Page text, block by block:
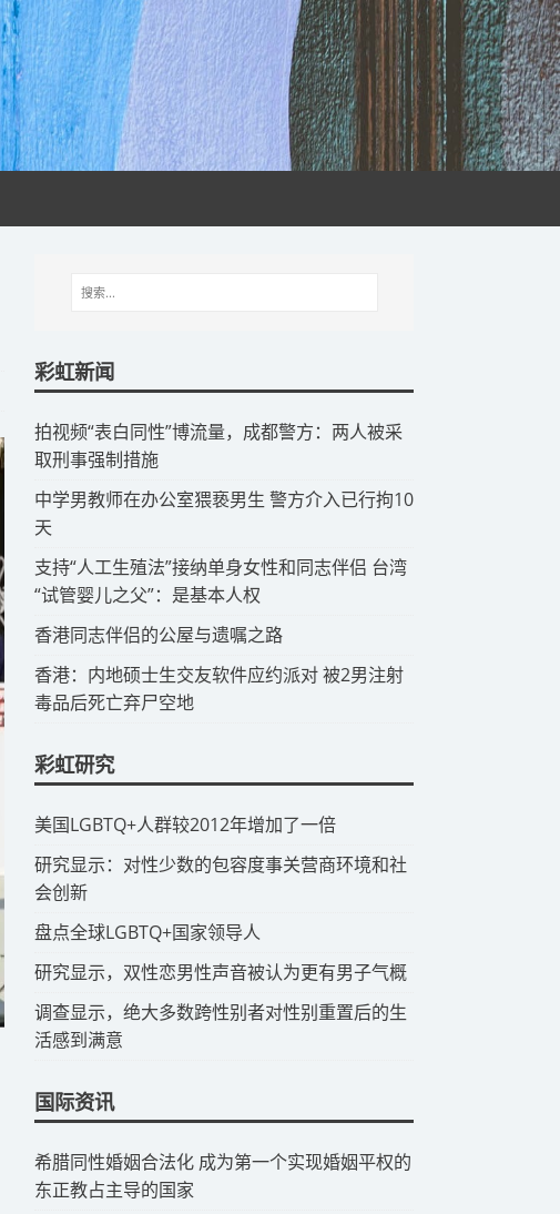
彩虹新闻
拍视频“表白同性”博流量，成都警方：两人被采
取刑事强制措施
​中学男教师在办公室猥亵男生 警方介入已行拘10
天
​支持“人工生殖法”接纳单身女性和同志伴侣 台湾
“试管婴儿之父”：是基本人权
​香港同志伴侣的公屋与遗嘱之路
​香港：内地硕士生交友软件应约派对 被2男注射
毒品后死亡弃尸空地
彩虹研究
​美国LGBTQ+人群较2012年增加了一倍
​研究显示：对性少数的包容度事关营商环境和社
会创新
​盘点全球LGBTQ+国家领导人
研究显示，双性恋男性声音被认为更有男子气概
调查显示，绝大多数跨性别者对性别重置后的生
活感到满意
国际资讯
​希腊同性婚姻合法化 成为第一个实现婚姻平权的
东正教占主导的国家